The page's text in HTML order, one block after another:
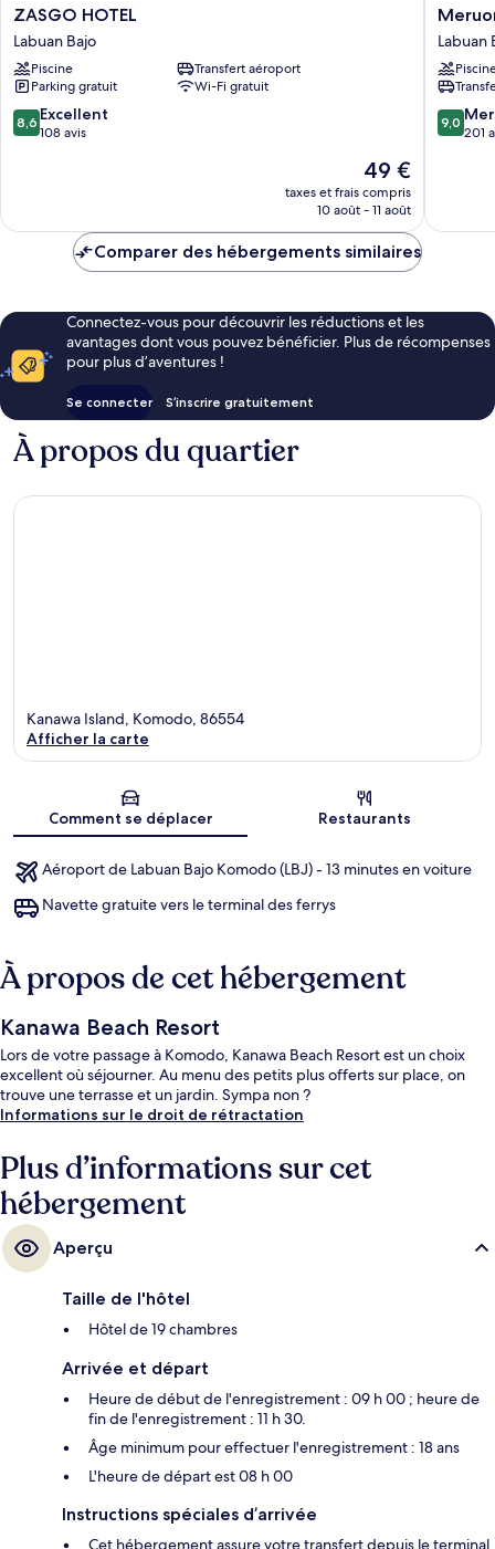
ZASGO
HOTEL
Labuan
Bajo
ZASGO HOTEL
Labuan Bajo
Piscine
Transfert aéroport
Parking gratuit
Wi-Fi gratuit
8.6
sur
8,6 Excellent
108 avis
Le
nouveau
prix
de
49 €
taxes et frais compris
10 août - 11 août
Komodo
Labuan
Bajo
Labuan
Bajo
Labuan
9.0
sur
9,0
201
Comparer des hébergements similaires
Connectez-vous pour découvrir les réductions et les
avantages dont vous pouvez bénéficier. Plus de récompenses
pour plus d’aventures !
Se connecter S’inscrire gratuitement
À propos du quartier
Kanawa Island, Komodo, 86554
Afficher la carte
Comment se déplacer Restaurants
Aéroport de Labuan Bajo Komodo (LBJ) - 13 minutes en voiture
Navette gratuite vers le terminal des ferrys
À propos de cet hébergement
Kanawa Beach Resort
Lors de votre passage à Komodo, Kanawa Beach Resort est un choix
excellent où séjourner. Au menu des petits plus offerts sur place, on
trouve une terrasse et un jardin. Sympa non ?
Informations sur le droit de rétractation
Plus d’informations sur cet
hébergement
Aperçu
Taille de l'hôtel
Hôtel de 19 chambres
Arrivée et départ
Heure de début de l'enregistrement : 09 h 00 ; heure de
fin de l'enregistrement : 11 h 30.
Âge minimum pour effectuer l'enregistrement : 18 ans
L'heure de départ est 08 h 00
Instructions spéciales d’arrivée
Cet hébergement assure votre transfert depuis le terminal